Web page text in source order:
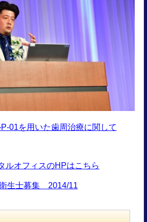
01を用いた歯周治療に関して
ルオフィスのHPはこちら
生士募集 2014/11